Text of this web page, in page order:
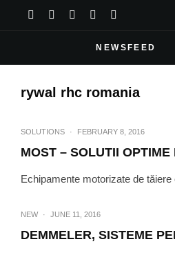
NEWSFEED
rywal rhc romania
SOLUTIONS · FEBRUARY 8, 2016
MOST – SOLUTII
Echipamente motorizate de
NEW · JUNE 11, 2016
DEMMELER, SISTEME